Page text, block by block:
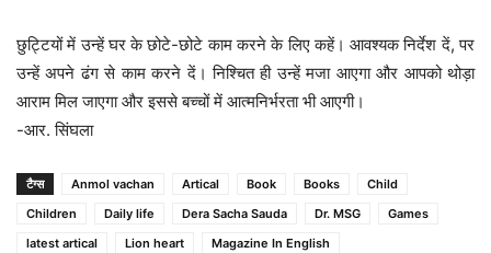
छुट्टियों में उन्हें घर के छोटे-छोटे काम करने के लिए कहें। आवश्यक निर्देश दें, पर
उन्हें अपने ढंग से काम करने दें। निश्चित ही उन्हें मजा आएगा और आपको थोड़ा
आराम मिल जाएगा और इससे बच्चों में आत्मनिर्भरता भी आएगी।
-आर. सिंघला
टैग्स Anmol vachan Artical Book Books
Child
Children
Daily life Dera Sacha Sauda Dr. MSG
Games
latest artical
Lion heart
Magazine In English